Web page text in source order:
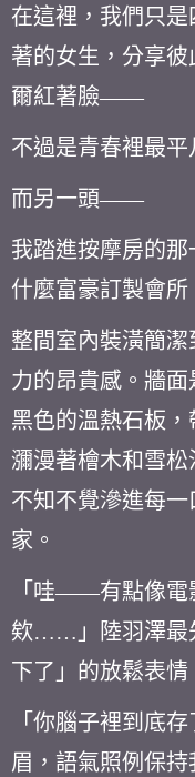
在這裡，我們只
著的女生，分享
爾紅著臉——
不過是青春裡最平
而另一頭——
我踏進按摩房的
什麼富豪訂製會所
整間室內裝潢簡
力的昂貴感。牆
黑色的溫熱石板
瀰漫著檜木和雪
不知不覺滲進每
家。
「哇——有點像電
欸……」陸羽澤最
下了」的放鬆表情
「你腦子裡到底
眉，語氣照例保持